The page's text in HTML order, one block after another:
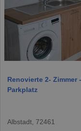
Renovierte 2-
Parkplatz
Albstadt, 72461